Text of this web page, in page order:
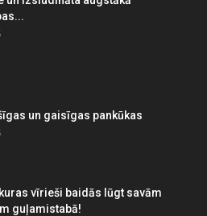
un gaisīgas pankūkas
vīrieši baidās lūgt savām
guļamistabā!